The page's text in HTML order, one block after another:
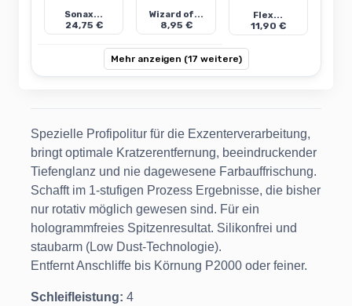
Sonax...
24,75 €
Wizard of...
8,95 €
Flex...
11,90 €
Mehr anzeigen (17 weitere)
Spezielle Profipolitur für die Exzenterverarbeitung,
bringt optimale Kratzerentfernung, beeindruckender
Tiefenglanz und nie dagewesene Farbauffrischung.
Schafft im 1-stufigen Prozess Ergebnisse, die bisher
nur rotativ möglich gewesen sind. Für ein
hologrammfreies Spitzenresultat. Silikonfrei und
staubarm (Low Dust-Technologie).
Entfernt Anschliffe bis Körnung P2000 oder feiner.
Schleifleistung: 4